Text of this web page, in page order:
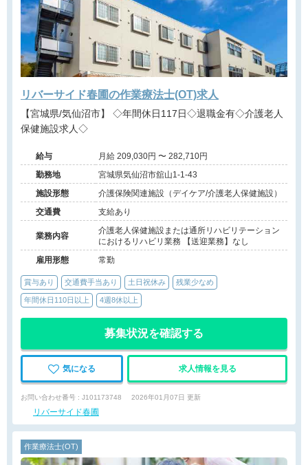
リバーサイド春圃の作業療法士(OT)求人
【宮城県/気仙沼市】 ◇年間休日117日◇退職金有◇介護老人
保健施設求人◇
給与
月給 209,030円 〜 282,710円
勤務地
宮城県気仙沼市舘山1-1-43
施設形態
介護保険関連施設（デイケア/介護老人保健施設）
交通費
支給あり
業務内容
介護老人保健施設または通所リハビリテーション
におけるリハビリ業務 【送迎業務】なし
雇用形態
常勤
賞与あり 交通費手当あり 土日祝休み 残業少なめ
年間休日110日以上 4週8休以上
募集状況を確認する
気になる 求人情報を見る
お問い合わせ番号 : J101173748 2026年01月07日 更新
リバーサイド春圃
作業療法士(OT)